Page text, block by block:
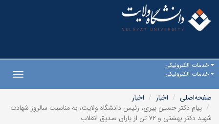
خدمات الکترونیکی
خدمات الکترونیکی
صفحه‌اصلی
اخبار
اخبار
پیام دکتر حسین پیری، رئیس دانشگاه ولایت، به مناسبت سالروز شهادت
شهید دکتر بهشتی و ۷۲ تن از یاران صدیق انقلاب